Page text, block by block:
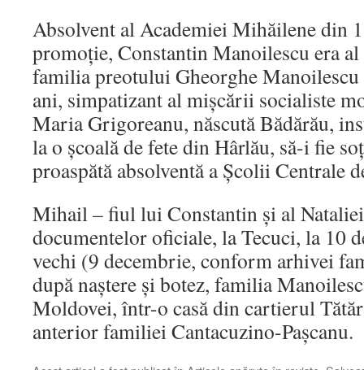
Absolvent al Academiei Mihăilene din
promoţie, Constantin Manoilescu era
familia preotului Gheorghe Manoilescu
ani, simpatizant al mişcării socialiste
Maria Grigoreanu, născută Bădărău,
la o şcoală de fete din Hârlău, să-i fie
proaspătă absolventă a Şcolii Centrale
Mihail – fiul lui Constantin şi al
documentelor oficiale, la Tecuci, la 10
vechi (9 decembrie, conform arhivei
după naştere şi botez, familia
Moldovei, într-o casă din cartierul
anterior familiei Cantacuzino-Paşcanu.